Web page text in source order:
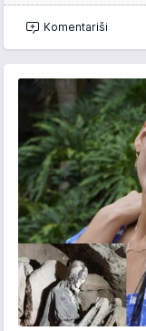
Komentariši